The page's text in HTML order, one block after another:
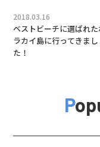
2018.03.16
ベストビーチに選ばれ
ラカイ島に行ってきまし
た！